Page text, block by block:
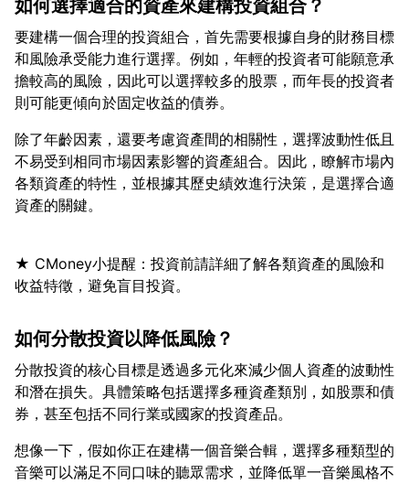
如何選擇適合的資產來建構投資組合？
要建構一個合理的投資組合，首先需要根據自身的財務目標
和風險承受能力進行選擇。例如，年輕的投資者可能願意承
擔較高的風險，因此可以選擇較多的股票，而年長的投資者
除了年齡因素，還要考慮資產間的相關性，選擇波動性低且
不易受到相同市場因素影響的資產組合。因此，瞭解市場內
各類資產的特性，並根據其歷史績效進行決策，是選擇合適
★ CMoney小提醒：投資前請詳細了解各類資產的風險和
如何分散投資以降低風險？
分散投資的核心目標是透過多元化來減少個人資產的波動性
和潛在損失。具體策略包括選擇多種資產類別，如股票和債
想像一下，假如你正在建構一個音樂合輯，選擇多種類型的
音樂可以滿足不同口味的聽眾需求，並降低單一音樂風格不